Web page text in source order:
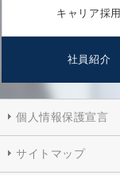
キャリア採用
社員紹介
個人情報保護宣言
サイトマップ